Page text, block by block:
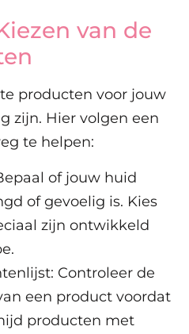
van de
producten voor jouw
zijn. Hier volgen een
te helpen:
of jouw huid
of gevoelig is. Kies
zijn ontwikkeld
Controleer de
een product voordat
producten met